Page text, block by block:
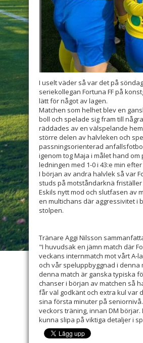
I uselt väder så var det på
seriekollegan Fortuna FF på
lätt för något av lagen.
Matchen som helhet blev en
boll och spelade sig fram till
räddades av en välspelande
större delen av halvleken och
passningsorienterad
igenom tog Maja i målet hand
ledningen med 1-0 i 43:e min
I början av andra halvlek så var
studs på motståndarknä
Eskils nytt mod och slutfasen av
en multichans där aggressivitet i
stolpen.
Tränare Aggi Nilsson
"I huvudsak en jämn match där
veckans internmatch mot vårt A-
och vår speluppbyggnad i
denna match är ganska typiska
chanser i början av matchen så
får väl godkänt och extra kul var
sina första minuter på
veckors träning, innan DM
kunna slipa på viktiga detaljer i